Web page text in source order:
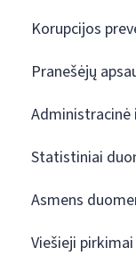
Korupcijos
Pranešėjų
Statistiniai
Asmens
Viešieji pirkimai